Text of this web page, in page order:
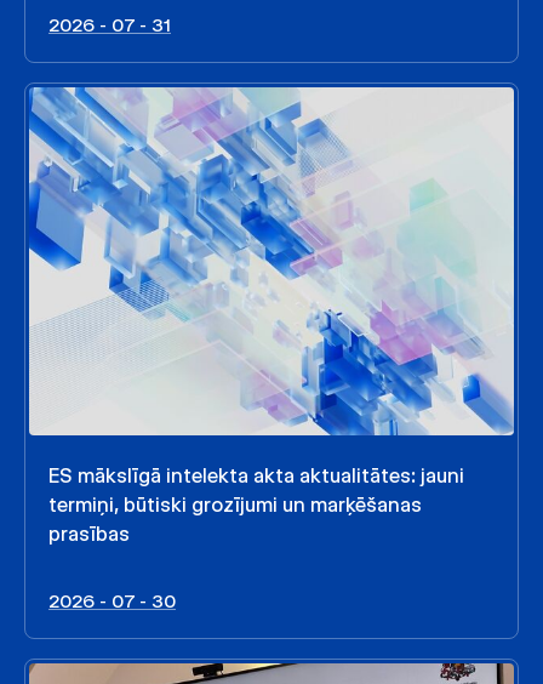
2026 - 07 - 31
ES mākslīgā intelekta akta aktualitātes: jauni
termiņi, būtiski grozījumi un marķēšanas
prasības
2026 - 07 - 30